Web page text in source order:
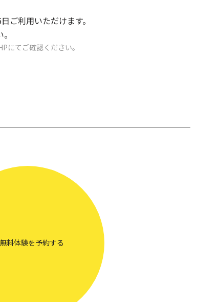
ご利用いただけます。
にてご確認ください。